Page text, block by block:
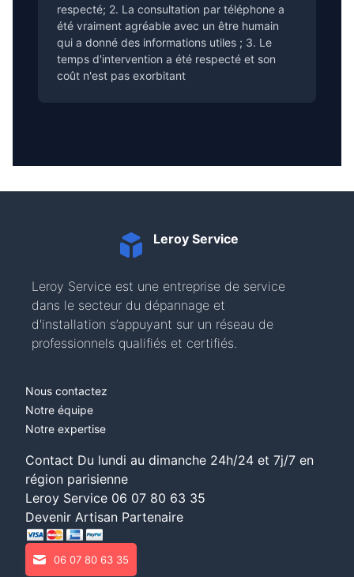
respecté; 2. La consultation par téléphone a
été vraiment agréable avec un être humain
qui a donné des informations utiles ; 3. Le
temps d'intervention a été respecté et son
coût n'est pas exorbitant
Leroy Service
Leroy Service est une entreprise de service
dans le secteur du dépannage et
d'installation s’appuyant sur un réseau de
professionnels qualifiés et certifiés.
Nous contactez
Notre équipe
Notre expertise
Contact Du lundi au dimanche 24h/24 et 7j/7 en
région parisienne
Leroy Service 06 07 80 63 35
Devenir Artisan Partenaire
06 07 80 63 35